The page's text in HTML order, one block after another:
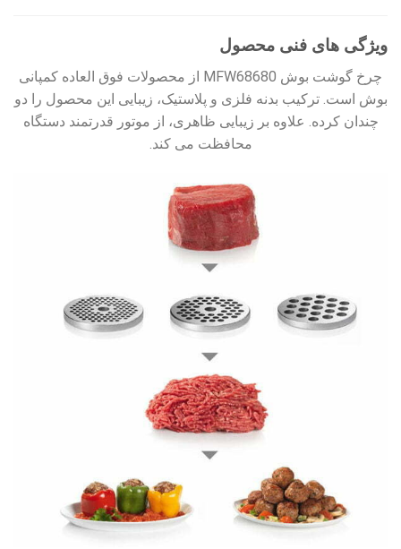
ویژگی های فنی محصول
چرخ گوشت بوش MFW68680 از محصولات فوق العاده کمپانی
بوش است. ترکیب بدنه فلزی و پلاستیک، زیبایی این محصول را دو
چندان کرده. علاوه بر زیبایی ظاهری، از موتور قدرتمند دستگاه
محافظت می کند.